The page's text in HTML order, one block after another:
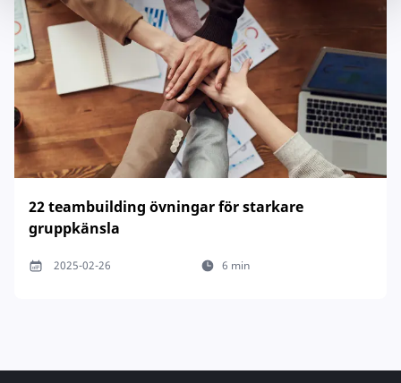
22 teambuilding övningar för starkare
gruppkänsla
2025-02-26 6 min